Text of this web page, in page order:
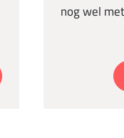
nog wel